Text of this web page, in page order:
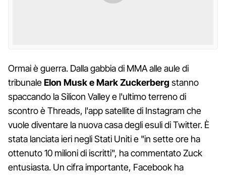
Ormai è guerra. Dalla gabbia di MMA alle aule di
tribunaleElon Musk e Mark Zuckerberg stanno
spaccando la Silicon Valley e l'ultimo terreno di
scontro è Threads, l'app satellite di Instagram che
vuole diventare la nuova casa degli esuli di Twitter. È
stata lanciata ieri negli Stati Uniti e "in sette ore ha
ottenuto 10 milioni di iscritti", ha commentato Zuck
entusiasta. Un cifra importante, Facebook ha